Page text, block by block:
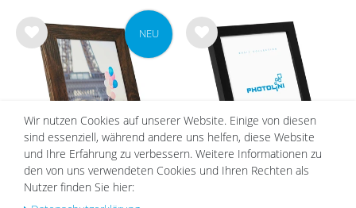
Wu
NEU
Bilderrahmen Eiche Dunkel Breit |
Serie 100
Wu
Wir nutzen Cookies auf unserer Website. Einige von diesen
sind essenziell, während andere uns helfen, diese Website
und Ihre Erfahrung zu verbessern. Weitere Informationen zu
den von uns verwendeten Cookies und Ihren Rechten als
Nutzer finden Sie hier: